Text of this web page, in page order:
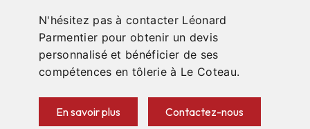
N'hésitez pas à contacter Léonard
Parmentier pour obtenir un devis
personnalisé et bénéficier de ses
compétences en tôlerie à Le Coteau.
En savoir plus Contactez-nous